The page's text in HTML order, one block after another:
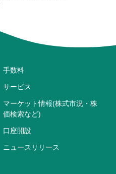
手数料
サービス
マーケット情報(株式市況・株
価検索など)
口座開設
ニュースリリース